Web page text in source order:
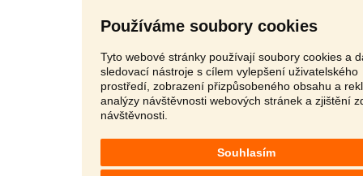
Používáme soubory cookies
Tyto webové stránky používají soubory cookies a
sledovací nástroje s cílem vylepšení uživatelského
prostředí, zobrazení přizpůsobeného obsahu a
analýzy návštěvnosti webových stránek a zjištění
návštěvnosti.
Souhlasím